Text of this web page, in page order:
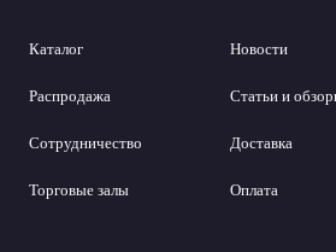
Каталог
Распродажа
Сотрудничество
Торговые залы
Новости
Статьи и
Доставка
Оплата